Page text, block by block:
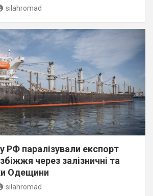
silahromad
РФ паралізували експорт
через залізничні та
Одещини
silahromad